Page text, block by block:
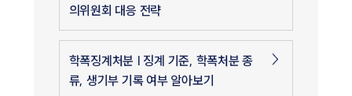
의위원회 대응 전략
학폭징계처분 | 징계 기준, 학폭처분 종
류, 생기부 기록 여부 알아보기